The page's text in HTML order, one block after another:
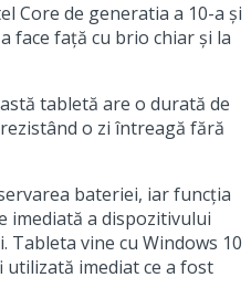
Core de generatia a 10-a și
face față cu brio chiar și la
tabletă are o durată de
o zi întreagă fără
bateriei, iar funcția
imediată a dispozitivului
Tableta vine cu Windows 10
imediat ce a fost